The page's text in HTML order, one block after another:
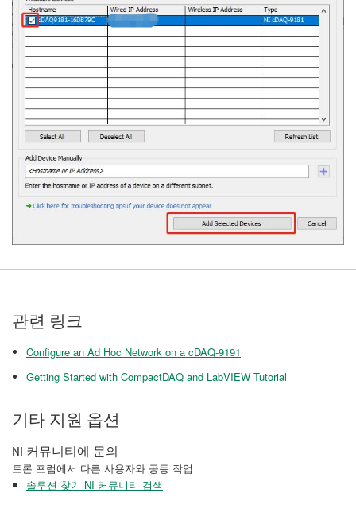
관련 링크
Configure an Ad Hoc Network on a cDAQ-9191
Getting Started with CompactDAQ and LabVIEW Tutorial
기타 지원 옵션
NI 커뮤니티에 문의
토론 포럼에서 다른 사용자와 공동 작업
솔루션 찾기 NI 커뮤니티 검색